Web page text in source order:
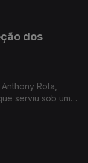
dos
Rota,
serviu sob um